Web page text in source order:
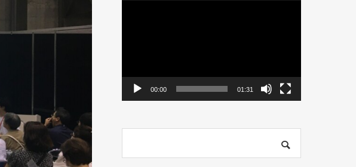
00:00 01:31